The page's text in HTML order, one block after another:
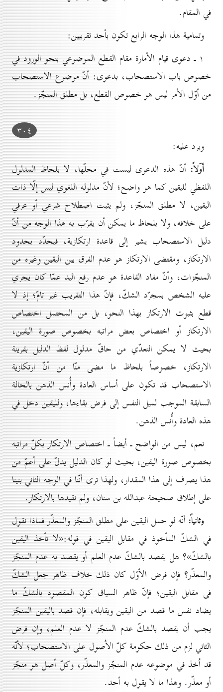
في المقام.
وتمامية هذا الوجه الرابع تكون بأحد تقريبين:
۱ ـ دعوى قيام الأمارة مقام القطع الموضوعي بنحو الورود في
خصوص باب الاستصحاب، بدعوى: أنّ موضوع الاستصحاب
من أوّل الأمر ليس هو خصوص القطع، بل مطلق المنجّز.
۳٠٤
ويرد عليه:
أوّلاً: أنّ هذه الدعوى ليست في محلّها، لا بلحاظ المدلول
اللفظي لليقين كما هو واضح؛ لأنّ مدلوله اللغوي ليس إلّا ذات
اليقين، لا مطلق المنجّز، ولم يثبت اصطلاح شرعي أو عرفي
على خلافه، ولا بلحاظ ما يمكن أن يقرّب به هذا الوجه من أنّ
دليل الاستصحاب يشير إلى قاعدة ارتكازية، فيحدّد بحدود
الارتكاز، ومقتضى الارتكاز هو عدم الفرق بين اليقين وغيره من
المنجّزات، وأنّ مفاد القاعدة هو عدم رفع اليد عمّا كان يجري
عليه الشخص بمجرّد الشكّ، فإنّ هذا التقريب غير تامّ؛ إذ لا
قطع بثبوت الارتكاز بهذا النحو، بل من المحتمل اختصاص
الارتكاز أو اختصاص بعض مراتبه بخصوص صورة اليقين،
بحيث لا يمكن التعدّي من حاقّ مدلول لفظ الدليل بقرينة
الارتكاز، خصوصاً بلحاظ ما مضى منّا من أنّ ارتكازية
الاستصحاب قد تكون على أساس العادة وأُنس الذهن بالحالة
السابقة الموجب لميل النفس إلى فرض بقاءها، ولليقين دخل في
هذه العادة وأُنس الذهن.
نعم، ليس من الواضح ـ أيضاً ـ اختصاص الارتكاز بكلّ مراتبه
بخصوص صورة اليقين، بحيث لو كان الدليل يدلّ على أعمّ من
هذا يصرف إلى هذا المقدار، ولهذا ترى أنّنا في الوجه الثاني بنينا
على إطلاق صحيحة عبدالله بن سنان، ولم نقيدها بالارتكاز.
وثانياً: أنّه لو حمل اليقين على مطلق المنجّز والمعذّر فماذا نقول
في الشكّ المأخوذ في مقابل اليقين في قوله:«لا تأخذ اليقين
بالشكّ»؟ هل يقصد بالشكّ عدم العلم أو يقصد به عدم المنجّز
والمعذّر؟ فإن فرض الأوّل كان ذلك خلاف ظاهر جعل الشكّ
فى مقابل اليقين؛ فإنّ ظاهر السياق كون المقصود بالشكّ ما
يضاد نفس ما قصد من اليقين ويقابله، فإن قصد باليقين المنجّز
يجب أن يقصد بالشكّ عدم المنجّز لا عدم العلم، وإن فرض
الثاني لزم من ذلك حكومة كلّ الاُصول على الاستصحاب؛ لأنّه
قد اُخذ في موضوعه عدم المنجّز والمعذّر، وكلّ أصل هو منجّز
أو معذّر. وهذا ما لا يقول به أحد.